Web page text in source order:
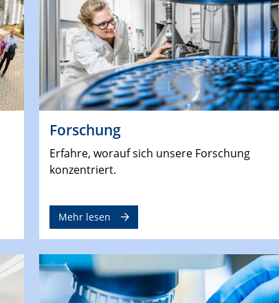
Forschung
Erfahre, worauf sich unsere Forschung
konzentriert.
Mehr lesen